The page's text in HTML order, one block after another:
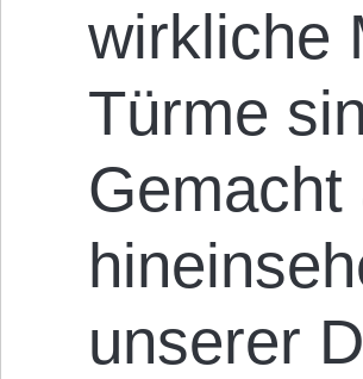
wirkliche
Türme
unserer